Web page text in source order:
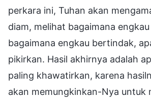
perkara ini, Tuhan akan
diam, melihat bagaimana
bagaimana engkau bertindak,
pikirkan. Hasil akhirnya adalah
paling khawatirkan, karena
akan memungkinkan-Nya untuk